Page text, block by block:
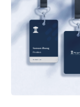
Alaskanoil.com
Sansan Zhang
Position